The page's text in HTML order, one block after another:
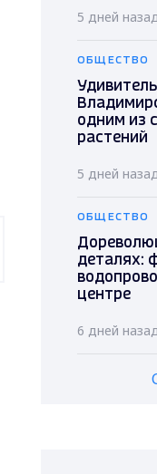
5 дней
ОБЩЕСТВО
одним из
растений
5 дней
ОБЩЕСТВО
деталях:
центре
6 дней